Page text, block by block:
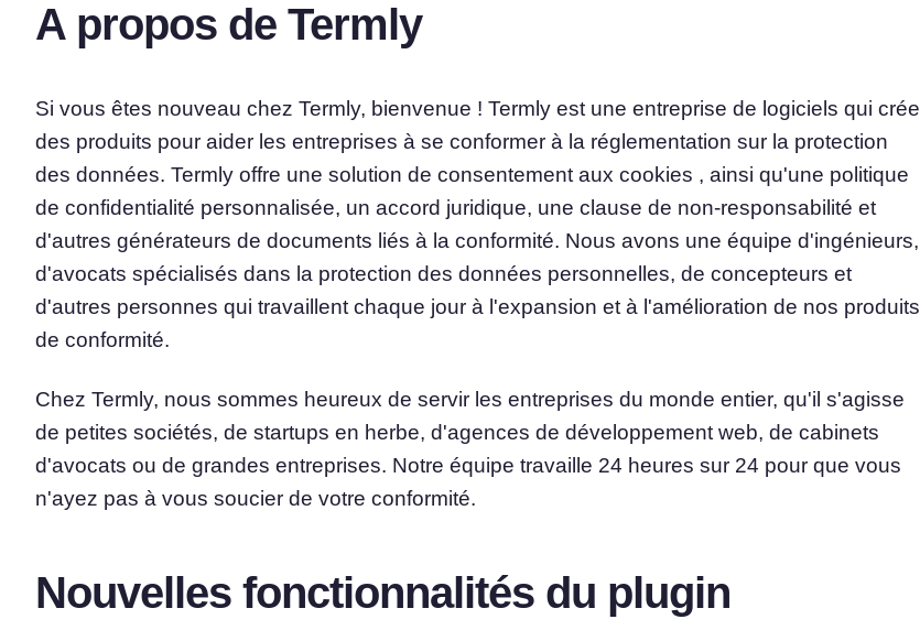
A propos de Termly
Si vous êtes nouveau chez Termly, bienvenue ! Termly est une entreprise de logiciels qui crée
des produits pour aider les entreprises à se conformer à la réglementation sur la protection
des données. Termly offre une solution de consentement aux cookies , ainsi qu'une politique
de confidentialité personnalisée, un accord juridique, une clause de non-responsabilité et
d'autres générateurs de documents liés à la conformité. Nous avons une équipe d'ingénieurs,
d'avocats spécialisés dans la protection des données personnelles, de concepteurs et
d'autres personnes qui travaillent chaque jour à l'expansion et à l'amélioration de nos produits
de conformité.
Chez Termly, nous sommes heureux de servir les entreprises du monde entier, qu'il s'agisse
de petites sociétés, de startups en herbe, d'agences de développement web, de cabinets
d'avocats ou de grandes entreprises. Notre équipe travaille 24 heures sur 24 pour que vous
n'ayez pas à vous soucier de votre conformité.
Nouvelles fonctionnalités du plugin